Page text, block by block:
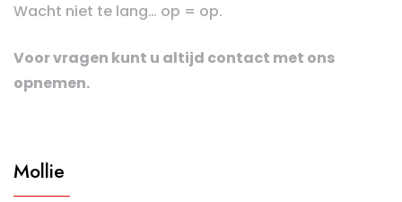
Wacht niet te lang… op = op.
Voor vragen kunt u altijd contact met ons
opnemen.
Mollie